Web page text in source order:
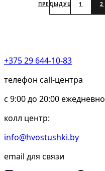
ПРЕДЫДУЩАЯ
1 2
+375 29 644-10-83
телефон call-центра
c 9:00 до 20:00 ежедневно
колл центр:
info@hvostushki.by
email для связи